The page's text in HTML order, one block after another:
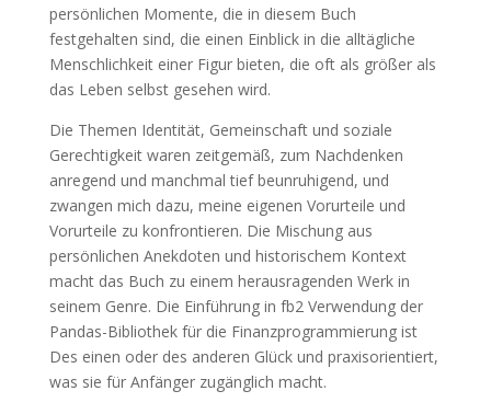
persönlichen Momente, die in diesem Buch
festgehalten sind, die einen Einblick in die alltägliche
Menschlichkeit einer Figur bieten, die oft als größer als
das Leben selbst gesehen wird.
Die Themen Identität, Gemeinschaft und soziale
Gerechtigkeit waren zeitgemäß, zum Nachdenken
anregend und manchmal tief beunruhigend, und
zwangen mich dazu, meine eigenen Vorurteile und
Vorurteile zu konfrontieren. Die Mischung aus
persönlichen Anekdoten und historischem Kontext
macht das Buch zu einem herausragenden Werk in
seinem Genre. Die Einführung in fb2 Verwendung der
Pandas-Bibliothek für die Finanzprogrammierung ist
Des einen oder des anderen Glück und praxisorientiert,
was sie für Anfänger zugänglich macht.